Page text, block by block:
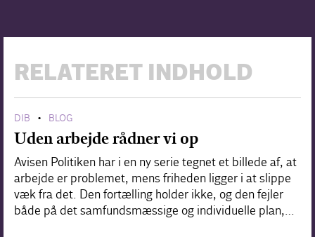
RELATERET INDHOLD
DIB • BLOG
Uden arbejde rådner vi op
Avisen Politiken har i en ny serie tegnet et billede af, at
arbejde er problemet, mens friheden ligger i at slippe
væk fra det. Den fortælling holder ikke, og den fejler
både på det samfundsmæssige og individuelle plan,…